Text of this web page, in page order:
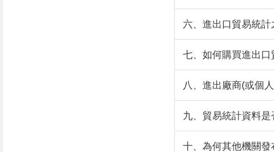
六、進出口貿易統
七、如何購買進出
八、進出廠商(或個
九、貿易統計資料
十、為何其他機關